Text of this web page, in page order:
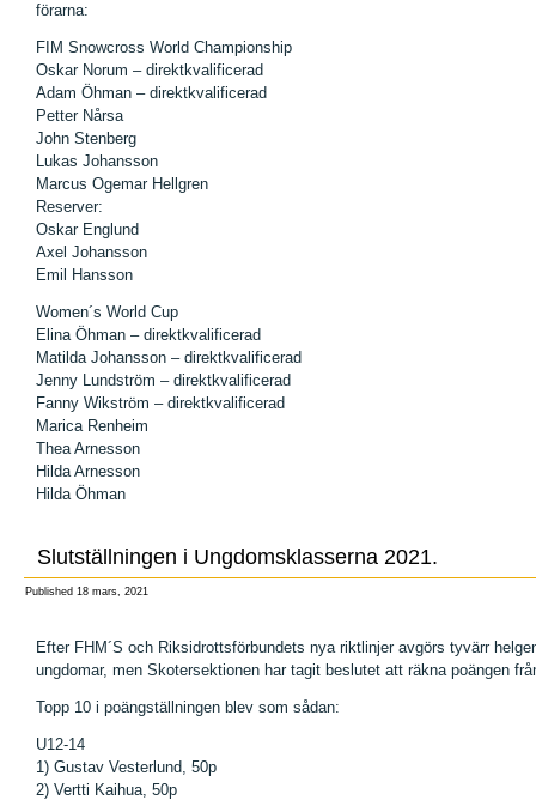
förarna:
FIM Snowcross World Championship
Oskar Norum – direktkvalificerad
Adam Öhman – direktkvalificerad
Petter Nårsa
John Stenberg
Lukas Johansson
Marcus Ogemar Hellgren
Reserver:
Oskar Englund
Axel Johansson
Emil Hansson
Women´s World Cup
Elina Öhman – direktkvalificerad
Matilda Johansson – direktkvalificerad
Jenny Lundström – direktkvalificerad
Fanny Wikström – direktkvalificerad
Marica Renheim
Thea Arnesson
Hilda Arnesson
Hilda Öhman
Slutställningen i Ungdomsklasserna 2021.
Published 18 mars, 2021
Efter FHM´S och Riksidrottsförbundets nya riktlinjer avgörs tyvärr
ungdomar, men Skotersektionen har tagit beslutet att räkna poängen
Topp 10 i poängställningen blev som sådan:
U12-14
1) Gustav Vesterlund, 50p
2) Vertti Kaihua, 50p